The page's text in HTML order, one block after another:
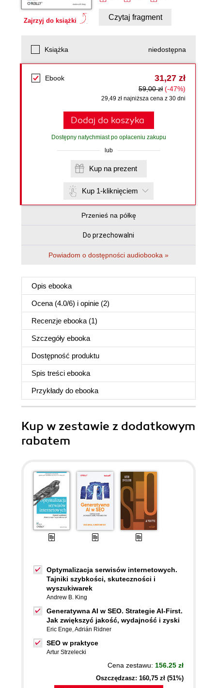
Zajrzyj do książki Czytaj fragment
Książka niedostępna
Ebook 31,27 zł
59,00 zł (-47%)
29,49 zł najniższa cena z 30 dni
Dodaj do koszyka
Dostępny natychmiast po opłaceniu zakupu
lub
Kup na prezent
Kup 1-kliknięciem
Przenieś na półkę
Do przechowalni
Powiadom o dostępności audiobooka »
Opis ebooka
Ocena (4.0/6) i opinie (2)
Recenzje ebooka (1)
Szczegóły ebooka
Dostępność produktu
Spis treści ebooka
Przykłady do ebooka
Kup w zestawie z dodatkowym
rabatem
Optymalizacja serwisów internetowych.
Tajniki szybkości, skuteczności i
wyszukiwarek
Andrew B. King
Generatywna AI w SEO. Strategie AI-First.
Jak zwiększyć jakość, wydajność i zyski
Eric Enge,Adrián Ridner
SEO w praktyce
Artur Strzelecki
Cena zestawu: 156.25 zł
Oszczędzasz: 160,75 zł (51%)